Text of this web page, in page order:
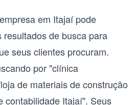
em Itajaí pode
de busca para
seus clientes procuram.
por "clínica
de materiais de construção
contabilidade Itajaí". Seus